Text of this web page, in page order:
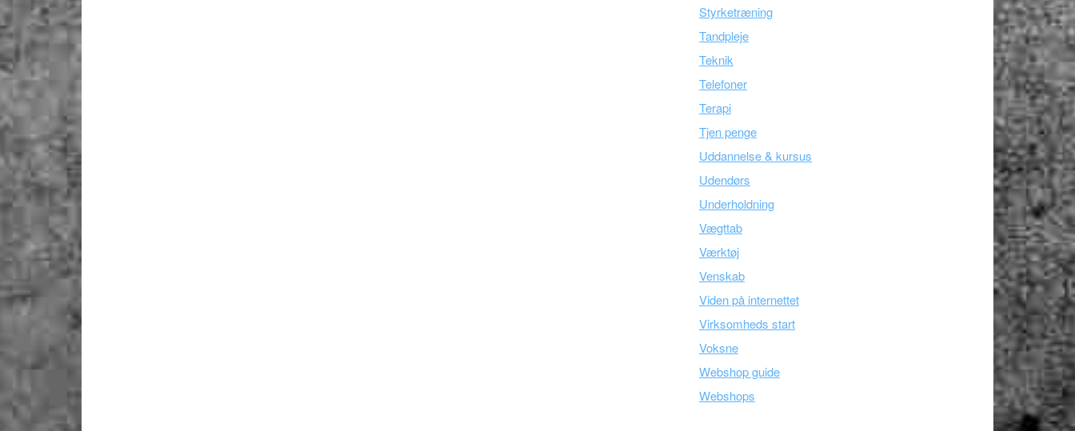
Styrketræning
Tandpleje
Teknik
Telefoner
Terapi
Tjen penge
Uddannelse & kursus
Udendørs
Underholdning
Vægttab
Værktøj
Venskab
Viden på internettet
Virksomheds start
Voksne
Webshop guide
Webshops